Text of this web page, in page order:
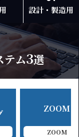
設計・製造用
ム3選
ZOOM
ZOOM